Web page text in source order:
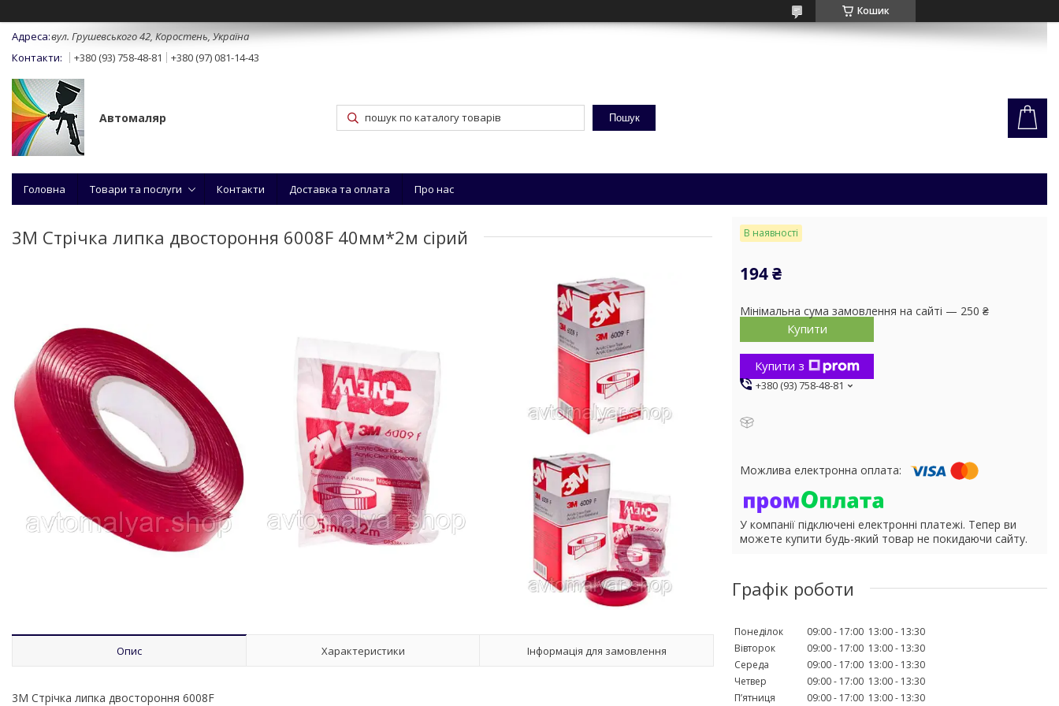
Кошик
вул. Грушевського 42, Коростень, Україна
+380 (93) 758-48-81
+380 (97) 081-14-43
Автомаляр Пошук
Головна Товари та послуги Контакти Доставка та оплата Про нас
3M Стрічка липка двостороння 6008F 40мм*2м сірий
Опис Характеристики Інформація для замовлення
3M Стрічка липка двостороння 6008F
В наявності
194 ₴
Мінімальна сума замовлення на сайті — 250 ₴
Купити
Купити з
+380 (93) 758-48-81
У компанії підключені електронні платежі. Тепер ви
можете купити будь-який товар не покидаючи сайту.
Графік роботи
Понеділок 09:00 17:00 13:00
13:30
Вівторок
09:00 17:00 13:00
13:30
Середа
09:00 17:00 13:00
13:30
Четвер
09:00 17:00 13:00
13:30
Пʼятниця
09:00 17:00 13:00 13:30